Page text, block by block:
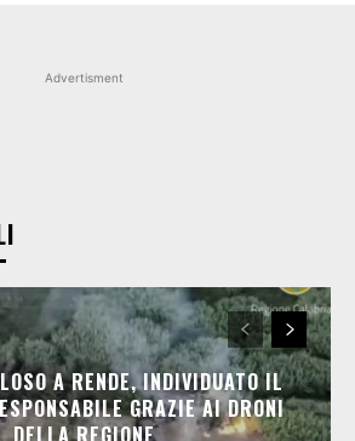
Advertisment
A RENDE, INDIVIDUATO IL
GRAZIE AI DRONI
DELLA REGIONE